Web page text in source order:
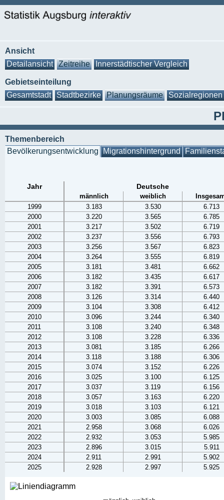
Ansicht
Detailansicht
Zeitreihe Innerstädtischer Vergleich
Gebietseinteilung
Gesamtstadt
Stadtbezirke Planungsräume Sozialregionen
Themenbereich
Bevölkerungsentwicklung Migrationshintergrund
Jahr Deutsche
männlich weiblich
1999
3.183 3.530
6.713
2000
3.220 3.565
6.785
2001
3.217 3.502
6.719
2002
3.237 3.556
6.793
2003
3.256 3.567
6.823
2004
3.264 3.555
6.819
2005
3.181 3.481
6.662
2006
3.182 3.435
6.617
2007
3.182 3.391
6.573
2008
3.126 3.314
6.440
2009
3.104 3.308
6.412
2010
3.096 3.244
6.340
2011
3.108 3.240
6.348
2012
3.108 3.228
6.336
2013
3.081 3.185
6.266
2014
3.118 3.188
6.306
2015
3.074 3.152
6.226
2016
3.025 3.100
6.125
2017
3.037 3.119
6.156
2018
3.057 3.163
6.220
2019
3.018 3.103
6.121
2020
3.003 3.085
6.088
2021
2.958 3.068
6.026
2022
2.932 3.053
5.985
2023
2.896 3.015
5.911
2024
2.911 2.991
5.902
2025
2.928 2.997 5.925